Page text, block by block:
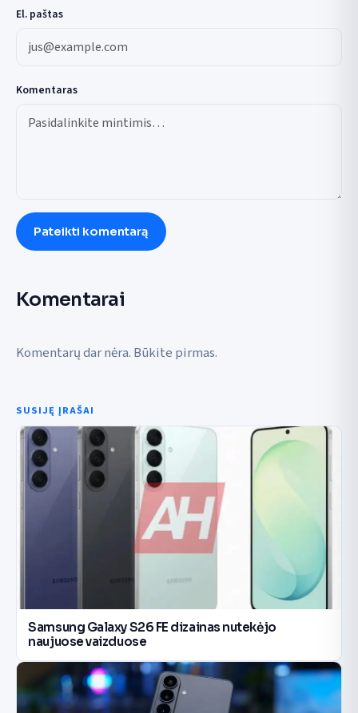
El. paštas
Komentaras
Pateikti komentarą
Komentarai
Komentarų dar nėra. Būkite pirmas.
SUSIJĘ ĮRAŠAI
Samsung Galaxy S26 FE dizainas nutekėjo
naujuose vaizduose